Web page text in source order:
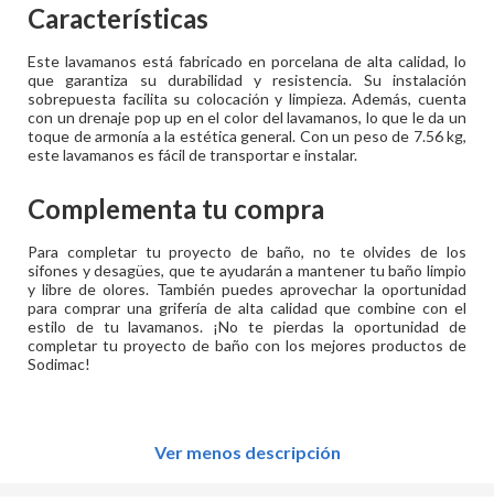
Características
Este lavamanos está fabricado en porcelana de alta calidad, lo
que garantiza su durabilidad y resistencia. Su instalación
sobrepuesta facilita su colocación y limpieza. Además, cuenta
con un drenaje pop up en el color del lavamanos, lo que le da un
toque de armonía a la estética general. Con un peso de 7.56 kg,
este lavamanos es fácil de transportar e instalar.
Complementa tu compra
Para completar tu proyecto de baño, no te olvides de los
sifones y desagües, que te ayudarán a mantener tu baño limpio
y libre de olores. También puedes aprovechar la oportunidad
para comprar una grifería de alta calidad que combine con el
estilo de tu lavamanos. ¡No te pierdas la oportunidad de
completar tu proyecto de baño con los mejores productos de
Sodimac!
Ver menos descripción